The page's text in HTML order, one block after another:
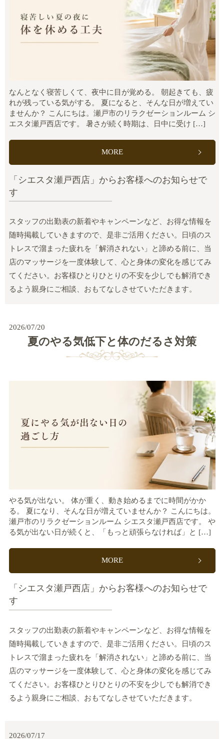
なんとなく寝苦しくて、夜中に目が覚める。 朝起きても、疲
れが残っている気がする。 夏になると、そんな日が増えてい
ませんか？ こんにちは。瀬戸市のリラクゼーションルーム シ
エスタ瀬戸西店です。 暑さが続く時期は、日中に受け […]
MORE
「シエスタ瀬戸西店」からお客様へのお知らせで
す
スタッフの出勤表の新着やキャンペーンなど、お得な情報を
随時掲載していきますので、是非ご活用ください。日頃のス
トレスで溜まった疲れを「解消されない」と諦める前に、当
店のマッサージを一度体験して、心と身体の変化を感じてみ
てください。お客様ひとりひとりの不安を少しでも解消でき
るよう親身にご相談、おもてなしさせていただきます。
2026/07/20
夏のやる気低下と体のだるさ対策
やる気が出ない。 体が重く、動き始めるまでに時間がかか
る。 夏になり、そんな日が増えていませんか？ こんにちは。
瀬戸市のリラクゼーションルーム シエスタ瀬戸西店です。 や
る気が出ない日が続くと、「もっと頑張らなければ」と […]
MORE
「シエスタ瀬戸西店」からお客様へのお知らせで
す
スタッフの出勤表の新着やキャンペーンなど、お得な情報を
随時掲載していきますので、是非ご活用ください。日頃のス
トレスで溜まった疲れを「解消されない」と諦める前に、当
店のマッサージを一度体験して、心と身体の変化を感じてみ
てください。お客様ひとりひとりの不安を少しでも解消でき
るよう親身にご相談、おもてなしさせていただきます。
2026/07/17